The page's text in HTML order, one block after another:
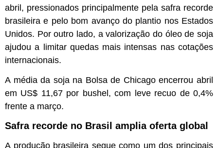
abril, pressionados principalmente pela safra recorde
brasileira e pelo bom avanço do plantio nos Estados
Unidos. Por outro lado, a valorização do óleo de soja
ajudou a limitar quedas mais intensas nas cotações
internacionais.
A média da soja na Bolsa de Chicago encerrou abril
em US$ 11,67 por bushel, com leve recuo de 0,4%
frente a março.
Safra recorde no Brasil amplia oferta global
A produção brasileira segue como um dos principais